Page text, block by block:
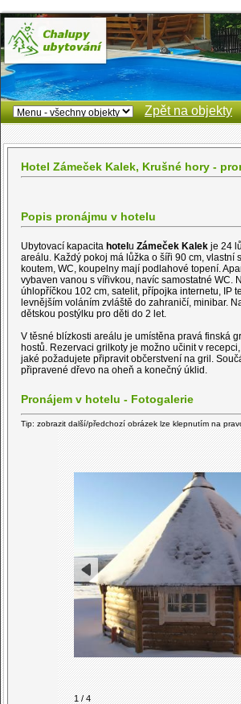
Zpět na objekty
Hotel Zámeček Kalek, Krušné hory -
Popis pronájmu v hotelu
Ubytovací kapacita hotelu Zámeček Kalek je 24
areálu. Každý pokoj má lůžka o šíři 90 cm, vlastní
koutem, WC, koupelny mají podlahové topení.
vybaven vanou s vířivkou, navíc samostatné WC.
úhlopříčkou 102 cm, satelit, přípojka internetu, IP
levnějším voláním zvláště do zahraničí, minibar.
dětskou postýlku pro děti do 2 let.
V těsné blízkosti areálu je umístěna pravá finská
hostů. Rezervaci grilkoty je možno učinit v
jaké požadujete připravit občerstvení na gril.
připravené dřevo na oheň a konečný úklid.
Pronájem v hotelu - Fotogalerie
Tip: zobrazit další/předchozí obrázek lze klepnutím na
1 / 4